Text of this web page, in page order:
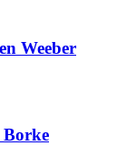
Weeber
Borke